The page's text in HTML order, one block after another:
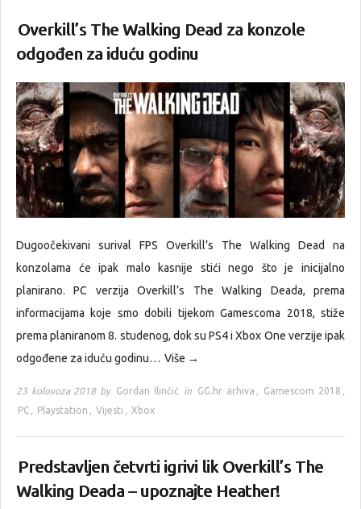
Overkill’s The Walking Dead za konzole
odgođen za iduću godinu
Dugoočekivani surival FPS Overkill’s The Walking Dead na
konzolama će ipak malo kasnije stići nego što je inicijalno
planirano. PC verzija Overkill’s The Walking Deada, prema
informacijama koje smo dobili tijekom Gamescoma 2018, stiže
prema planiranom 8. studenog, dok su PS4 i Xbox One verzije ipak
odgođene za iduću godinu… Više →
23 kolovoza 2018 by Gordan Ilinčić in GG.hr arhiva , Gamescom 2018 ,
PC , Playstation , Vijesti , Xbox
Predstavljen četvrti igrivi lik Overkill’s The
Walking Deada – upoznajte Heather!